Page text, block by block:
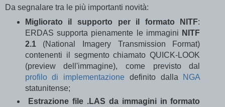
Da segnalare tra le più importanti novità:
Migliorato il supporto per il formato NITF:
ERDAS supporta pienamente le immagini NITF
2.1 (National Imagery Transmission Format)
contenenti il segmento chiamato QUICK-LOOK
(preview dell'immagine), come previsto dal
profilo di implementazione definito dalla NGA
statunitense;
Estrazione file .LAS da immagini in formato